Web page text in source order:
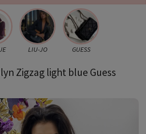
LIU-JO GUESS
Zigzag light blue Guess